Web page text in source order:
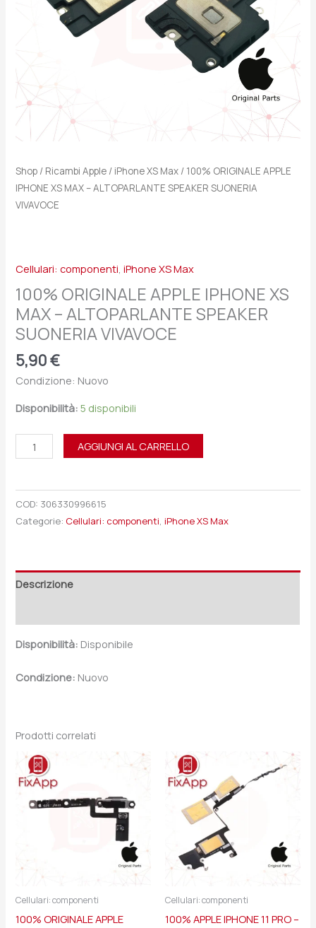
Shop / Ricambi Apple / iPhone XS Max / 100% ORIGINALE APPLE
IPHONE XS MAX – ALTOPARLANTE SPEAKER SUONERIA
VIVAVOCE
Cellulari: componenti,iPhone XS Max
100% ORIGINALE APPLE IPHONE XS
MAX – ALTOPARLANTE SPEAKER
SUONERIA VIVAVOCE
5,90€
Condizione: Nuovo
Disponibilità: 5 disponibili
SUONERIA
AGGIUNGI AL CARRELLO
COD: 306330996615
Categorie: Cellulari: componenti,iPhone XS Max
Descrizione
Disponibilità: Disponibile
Condizione: Nuovo
Prodotti correlati
Cellulari: componenti
100% ORIGINALE APPLE
Cellulari: componenti
100% APPLE IPHONE 11 PRO –